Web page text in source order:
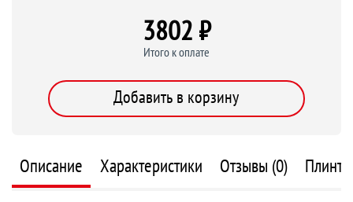
3802 ₽
Итого к оплате
Добавить в корзину
Описание Характеристики Отзывы (0)